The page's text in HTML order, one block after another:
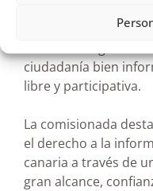
acercan el derecho
ciudadanía bien
libre y participativa.
La comisionada
el derecho a la
canaria a través de
gran alcance,